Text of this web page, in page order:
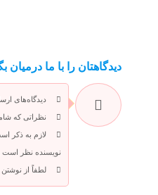
دیدگاهتان را با ما درمیان
دیدگاه‌های
نظراتی که
لازم به ذکر
نویسنده نظر است
لطفاً از